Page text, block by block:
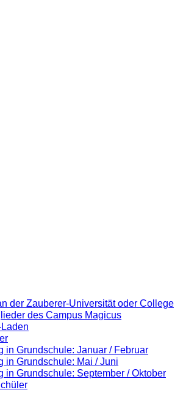
der Zauberer-Universität oder College
des Campus Magicus
Grundschule: Januar / Februar
Grundschule: Mai / Juni
Grundschule: September / Oktober